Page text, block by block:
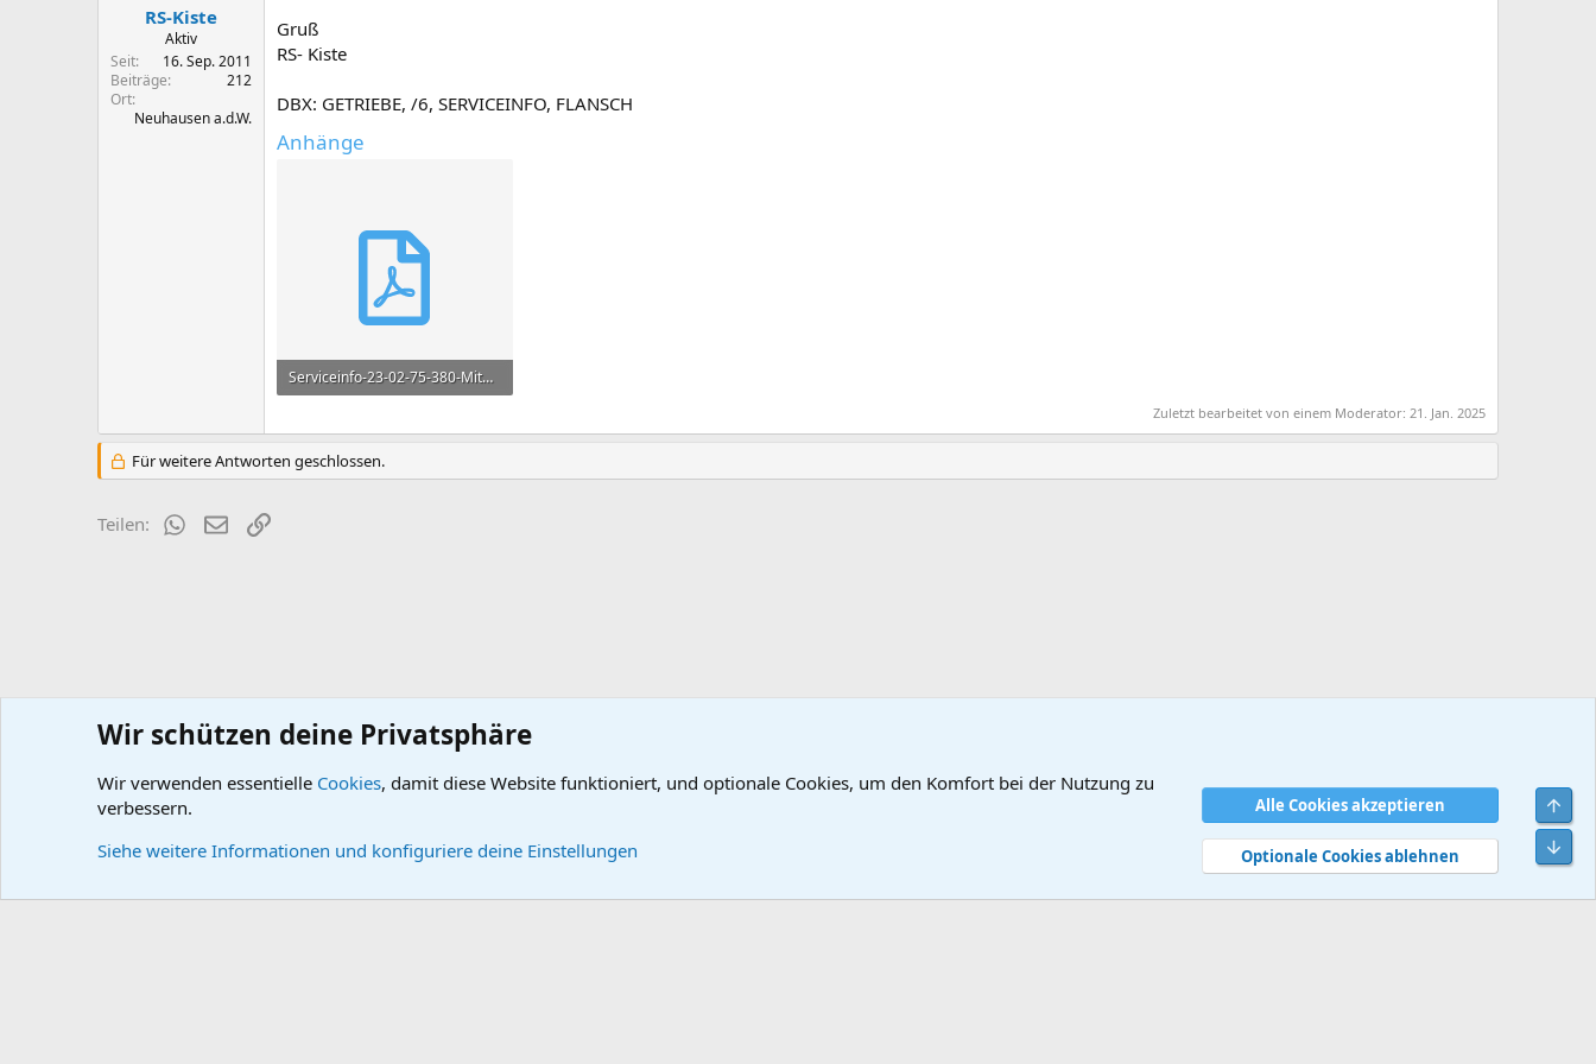
RS-Kiste
Aktiv
Seit
16. Sep. 2011
Beiträge
212
Ort
Neuhausen a.d.W.
Gruß
RS- Kiste
DBX: GETRIEBE, /6, SERVICEINFO, FLANSCH
Anhänge
Serviceinfo-23-02-75-380-Mitnehmerflansch-Gelenkwelle-1975-05.pdf
Zuletzt bearbeitet von einem Moderator: 21. Jan. 2025
Für weitere Antworten geschlossen.
Teilen: WhatsApp
E-MailLink
Wissensdatenbank DB-Technik DB-Getriebe (23)
Datenschutz Hilfe und Impressum Start
R
S
Wir schützen deine Privatsphäre
Wir verwenden essentielle Cookies, damit diese Website funktioniert, und optionale Cookies, um den Komfort bei der Nutzung zu
verbessern.
Siehe weitere Informationen und konfiguriere deine Einstellungen
Alle Cookies akzeptieren
Optionale Cookies ablehnen